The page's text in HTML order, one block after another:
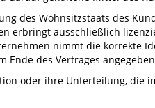
des Wohnsitzstaats des
erbringt ausschließlich
nimmt die korrekte
Ende des Vertrages
oder ihre Unterteilung, die